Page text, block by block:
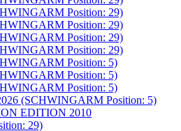
Position: 29)
Position: 29)
Position: 29)
Position: 29)
Position: 5)
Position: 5)
Position: 5)
(SCHWINGARM Position: 5)
EDITION 2010
29)